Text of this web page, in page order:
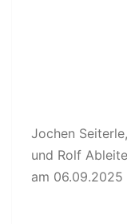
Jochen
und Rolf
am 06.09.2025